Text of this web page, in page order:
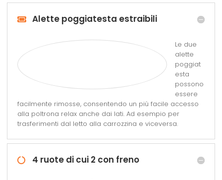
Alette poggiatesta estraibili
Le due
alette
poggiat
esta
possono
essere
facilmente rimosse, consentendo un più facile accesso
alla poltrona relax anche dai lati. Ad esempio per
trasferimenti dal letto alla carrozzina e viceversa.
4 ruote di cui 2 con freno